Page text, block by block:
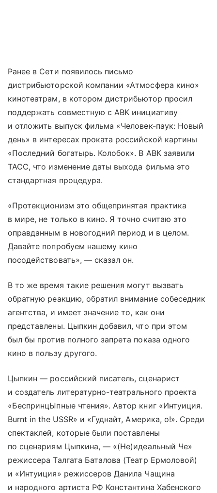
Ранее в Сети появилось письмо
дистрибьюторской компании «Атмосфера кино»
кинотеатрам, в котором дистрибьютор просил
поддержать совместную с АВК инициативу
и отложить выпуск фильма «Человек-паук: Новый
день» в интересах проката российской картины
«Последний богатырь. Колобок». В АВК заявили
ТАСС, что изменение даты выхода фильма это
стандартная процедура.
«Протекционизм это общепринятая практика
в мире, не только в кино. Я точно считаю это
оправданным в новогодний период и в целом.
Давайте попробуем нашему кино
посодействовать», — сказал он.
В то же время такие решения могут вызвать
обратную реакцию, обратил внимание собеседник
агентства, и имеет значение то, как они
представлены. Цыпкин добавил, что при этом
был бы против полного запрета показа одного
кино в пользу другого.
Цыпкин — российский писатель, сценарист
и создатель литературно-театрального проекта
«БеспринцЫпные чтения». Автор книг «Интуиция.
Burnt in the USSR» и «Гуднайт, Америка, о!». Среди
спектаклей, которые были поставлены
по сценариям Цыпкина, — «(Не)идеальный Че»
режиссера Талгата Баталова (Театр Ермоловой)
и «Интуиция» режиссеров Данила Чащина
и народного артиста РФ Константина Хабенского